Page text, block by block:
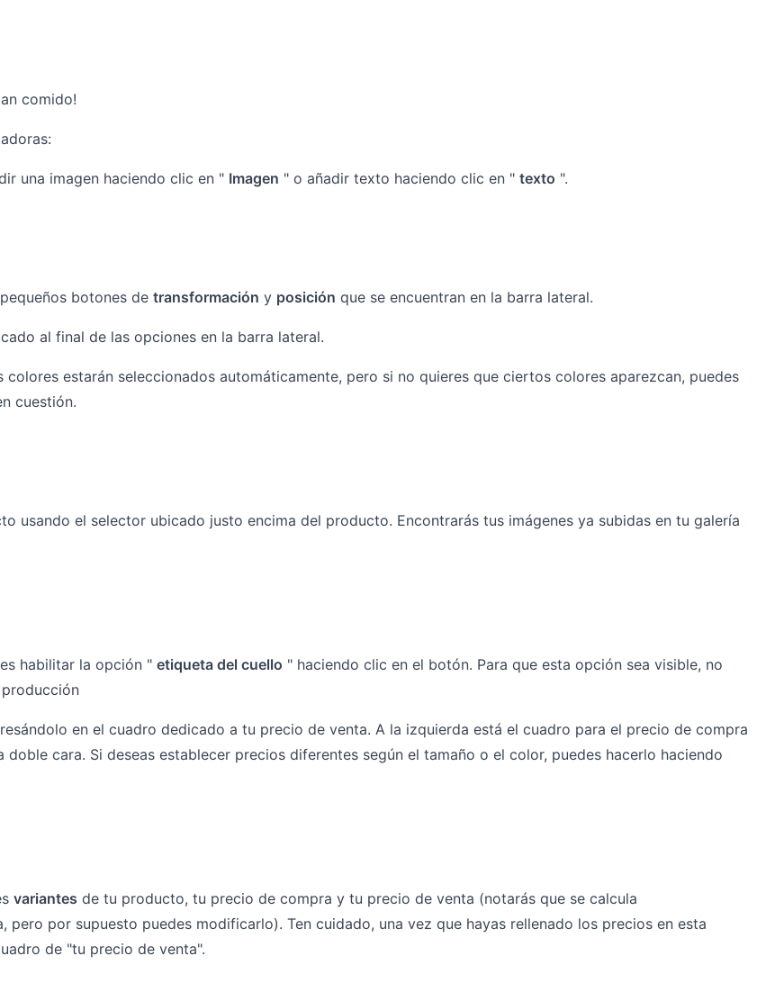
comido!
una imagen haciendo clic en " Imagen " o añadir texto haciendo clic en " texto ".
botones de transformación y posición que se encuentran en la barra lateral.
al final de las opciones en la barra lateral.
estarán seleccionados automáticamente, pero si no quieres que ciertos colores aparezcan, puedes
cuestión.
usando el selector ubicado justo encima del producto. Encontrarás tus imágenes ya subidas en tu galería
habilitar la opción " etiqueta del cuello " haciendo clic en el botón. Para que esta opción sea visible, no
en el cuadro dedicado a tu precio de venta. A la izquierda está el cuadro para el precio de compra
cara. Si deseas establecer precios diferentes según el tamaño o el color, puedes hacerlo haciendo
variantes de tu producto, tu precio de compra y tu precio de venta (notarás que se calcula
por supuesto puedes modificarlo). Ten cuidado, una vez que hayas rellenado los precios en esta
de "tu precio de venta".